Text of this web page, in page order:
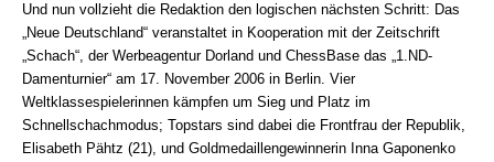
Und nun vollzieht die Redaktion den logischen nächsten Schritt: Das
„Neue Deutschland“ veranstaltet in Kooperation mit der Zeitschrift
„Schach“, der Werbeagentur Dorland und ChessBase das „1.ND-
Damenturnier“ am 17. November 2006 in Berlin. Vier
Weltklassespielerinnen kämpfen um Sieg und Platz im
Schnellschachmodus; Topstars sind dabei die Frontfrau der Republik,
Elisabeth Pähtz (21), und Goldmedaillengewinnerin Inna Gaponenko